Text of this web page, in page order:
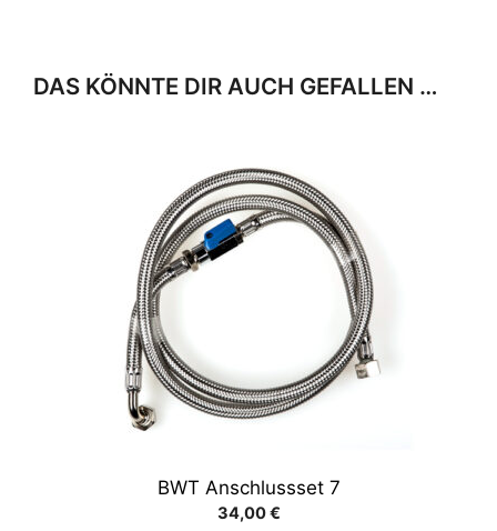
DAS KÖNNTE DIR AUCH GEFALLEN …
BWT Anschlussset 7
34,00€